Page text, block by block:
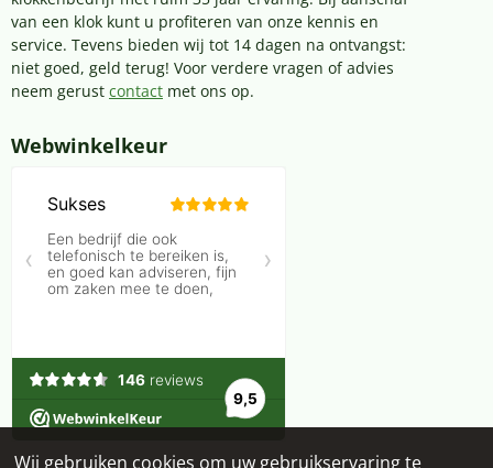
van een klok kunt u profiteren van onze kennis en
service. Tevens bieden wij tot 14 dagen na ontvangst:
niet goed, geld terug! Voor verdere vragen of advies
neem gerust contact met ons op.
Webwinkelkeur
Wij gebruiken cookies om uw gebruikservaring te